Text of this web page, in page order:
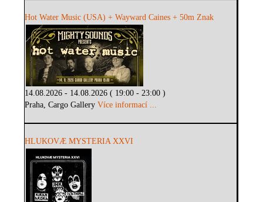
Hot Water Music (USA) + Wayward Caines + 50m Znak
14.08.2026 - 14.08.2026 ( 19:00 - 23:00 )
Praha, Cargo GalleryVíce informací ...
HLUKOVÆ MYSTERIA XXVI